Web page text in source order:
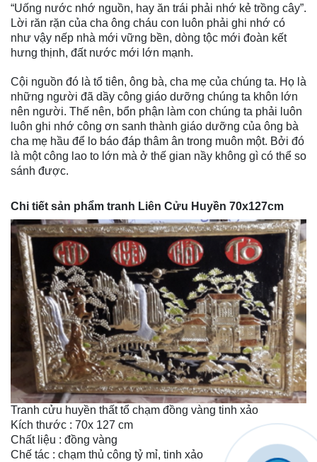
“Uống nước nhớ nguồn, hay ăn trái phải nhớ kẻ trồng cây”.
Lời răn rặn của cha ông cháu con luôn phải ghi nhớ có
như vậy nếp nhà mới vững bền, dòng tộc mới đoàn kết
hưng thịnh, đất nước mới lớn mạnh.
Cội nguồn đó là tổ tiên, ông bà, cha mẹ của chúng ta. Họ là
những người đã dầy công giáo dưỡng chúng ta khôn lớn
nên người. Thế nên, bổn phận làm con chúng ta phải luôn
luôn ghi nhớ công ơn sanh thành giáo dưỡng của ông bà
cha mẹ hầu để lo báo đáp thâm ân trong muôn một. Bởi đó
là một công lao to lớn mà ở thế gian nầy không gì có thể so
sánh được.
Chi tiết sản phẩm tranh Liên Cửu Huyền 70x127cm
Tranh cửu huyền thất tổ chạm đồng vàng tinh xảo
Kích thước : 70x 127 cm
Chất liệu : đồng vàng
Chế tác : chạm thủ công tỷ mỉ, tinh xảo